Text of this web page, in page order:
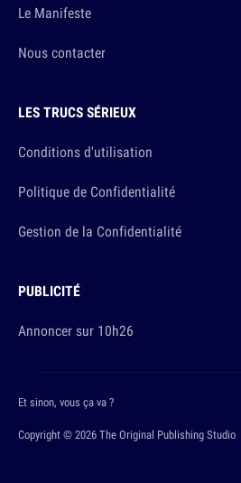
Le Manifeste
Nous contacter
LES TRUCS SÉRIEUX
Conditions d'utilisation
Politique de Confidentialité
Gestion de la Confidentialité
PUBLICITÉ
Annoncer sur 10h26
Copyright © 2026 The Original Publishing Studio
Et sinon, vous ça va ?